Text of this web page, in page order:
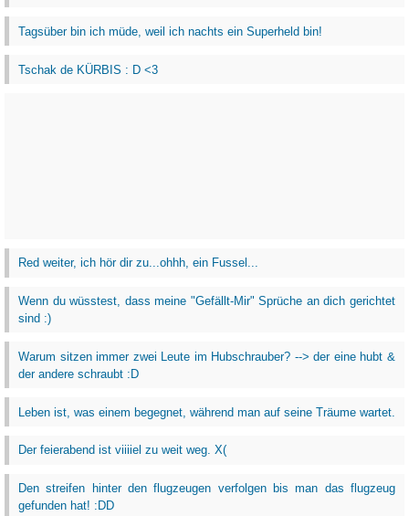
Tagsüber bin ich müde, weil ich nachts ein Superheld bin!
Tschak de KÜRBIS : D <3
Red weiter, ich hör dir zu...ohhh, ein Fussel...
Wenn du wüsstest, dass meine "Gefällt-Mir" Sprüche an dich gerichtet
sind :)
Warum sitzen immer zwei Leute im Hubschrauber? --> der eine hubt &
der andere schraubt :D
Leben ist, was einem begegnet, während man auf seine Träume wartet.
Der feierabend ist viiiiel zu weit weg. X(
Den streifen hinter den flugzeugen verfolgen bis man das flugzeug
gefunden hat! :DD